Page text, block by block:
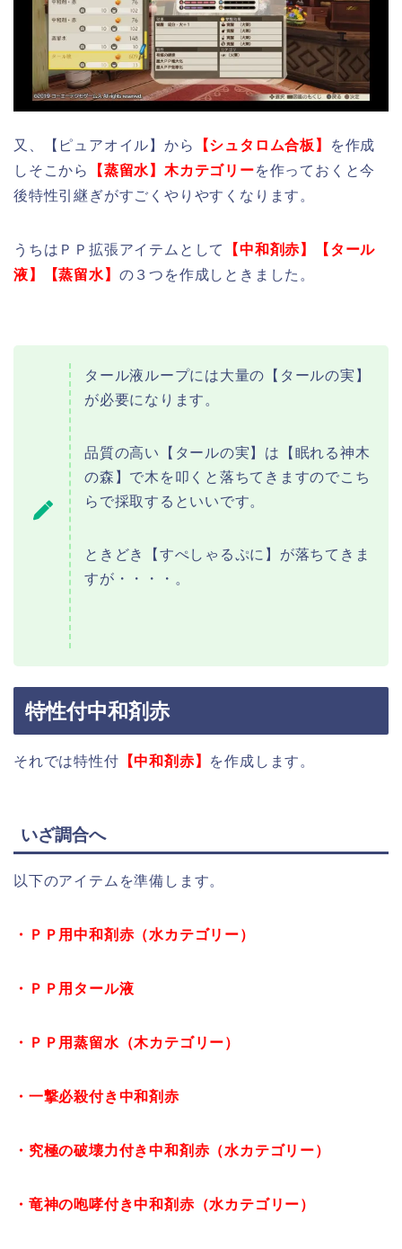
又、【ピュアオイル】から 【シュタロム合板】
を作成
しそこから
【蒸留水】木カテゴリーを作っておくと今
後特性引継ぎがすごくやりやすくなります。
うちはＰＰ拡張アイテムとして
【中和剤赤】【タール
液】【蒸留水】 の３つを作成しときました。
タール液ループには大量の【タールの実】
が必要になります。
品質の高い【タールの実】は【眠れる神木
の森】で木を叩くと落ちてきますのでこち
らで採取するといいです。
ときどき【すぺしゃるぷに】が落ちてきま
すが・・・・。
特性付中和剤赤
それでは特性付 【中和剤赤】 を作成します。
いざ調合へ
以下のアイテムを準備します。
・ＰＰ用中和剤赤（水カテゴリー）
・ＰＰ用タール液
・ＰＰ用蒸留水（木カテゴリー）
・一撃必殺付き中和剤赤
・究極の破壊力付き中和剤赤（水カテゴリー）
・竜神の咆哮付き中和剤赤（水カテゴリー）